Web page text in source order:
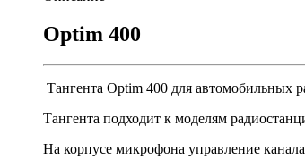
Optim 400
Тангента Optim 400 для автомобильных
Тангента подходит к моделям
На корпусе микрофона управление